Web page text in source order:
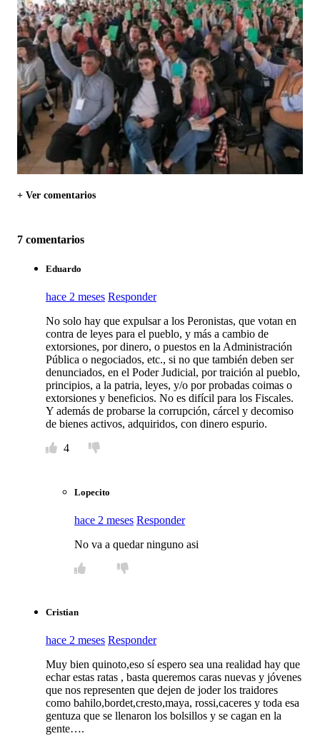
+ Ver comentarios
7 comentarios
Eduardo
hace 2 meses Responder
No solo hay que expulsar a los Peronistas, que votan en
contra de leyes para el pueblo, y más a cambio de
extorsiones, por dinero, o puestos en la Administración
Pública o negociados, etc., si no que también deben ser
denunciados, en el Poder Judicial, por traición al pueblo,
principios, a la patria, leyes, y/o por probadas coimas o
extorsiones y beneficios. No es difícil para los Fiscales.
Y además de probarse la corrupción, cárcel y decomiso
de bienes activos, adquiridos, con dinero espurio.
4
Lopecito
hace 2 meses Responder
No va a quedar ninguno asi
Cristian
hace 2 meses Responder
Muy bien quinoto,eso sí espero sea una realidad hay que
echar estas ratas , basta queremos caras nuevas y jóvenes
que nos representen que dejen de joder los traidores
como bahilo,bordet,cresto,maya, rossi,caceres y toda esa
gentuza que se llenaron los bolsillos y se cagan en la
gente….